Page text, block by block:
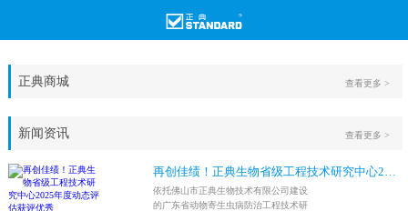
正典商城 查看更多 >
新闻资讯
再创佳绩！正典生物省级工程技术研究中心2025年度动态评估获评优秀
依托佛山市正典生物技术有限公司建设
的广东省动物寄生虫病防治工程技术研
查看更多 >